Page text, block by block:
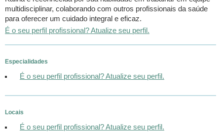
multidisciplinar, colaborando com outros profissionais da saúde
para oferecer um cuidado integral e eficaz.
É o seu perfil profissional? Atualize seu perfil.
Especialidades
É o seu perfil profissional? Atualize seu perfil.
Locais
É o seu perfil profissional? Atualize seu perfil.